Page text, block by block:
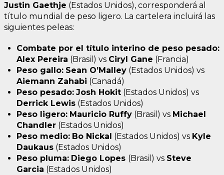
Justin Gaethje (Estados Unidos), corresponderá al
título mundial de peso ligero. La cartelera incluirá las
siguientes peleas:
Combate por el título interino de peso pesado:
Alex Pereira (Brasil) vs Ciryl Gane (Francia)
Peso gallo: Sean O’Malley (Estados Unidos) vs
Aiemann Zahabi (Canadá)
Peso pesado: Josh Hokit (Estados Unidos) vs
Derrick Lewis (Estados Unidos)
Peso ligero: Mauricio Ruffy (Brasil) vs Michael
Chandler (Estados Unidos)
Peso medio: Bo Nickal (Estados Unidos) vs Kyle
Daukaus (Estados Unidos)
Peso pluma: Diego Lopes (Brasil) vs Steve
Garcia (Estados Unidos)